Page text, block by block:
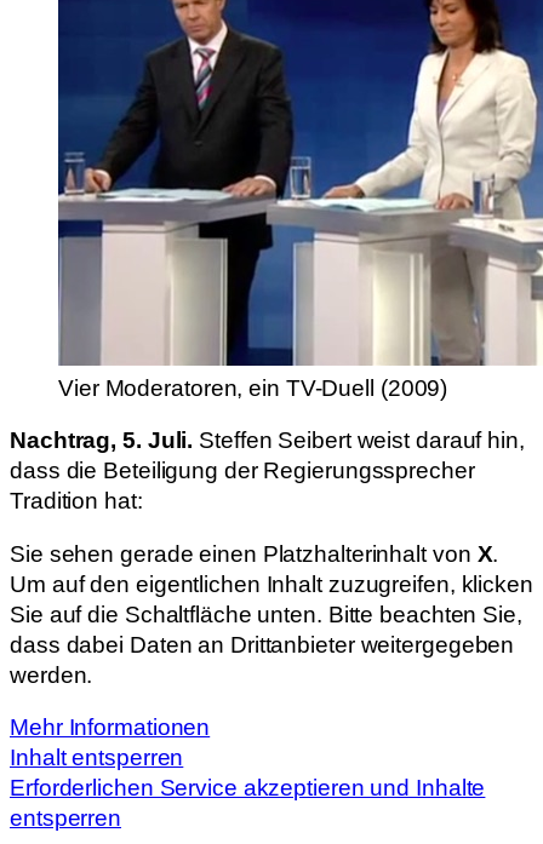
Vier Moderatoren, ein TV-Duell (2009)
Nachtrag, 5. Juli. Steffen Seibert weist darauf hin,
dass die Beteiligung der Regierungssprecher
Tradition hat:
Sie sehen gerade einen Platzhalterinhalt von X.
Um auf den eigentlichen Inhalt zuzugreifen, klicken
Sie auf die Schaltfläche unten. Bitte beachten Sie,
dass dabei Daten an Drittanbieter weitergegeben
werden.
Mehr Informationen
Inhalt entsperren
Erforderlichen Service akzeptieren und Inhalte
entsperren